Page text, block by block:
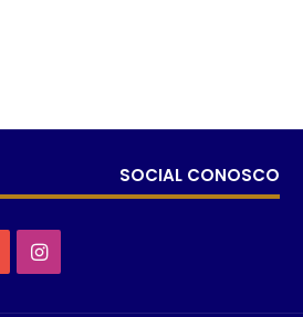
SOCIAL CONOSCO